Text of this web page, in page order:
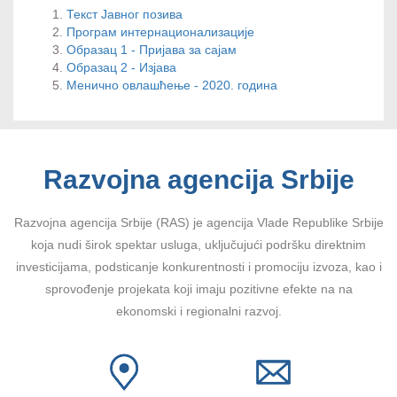
Текст Јавног позива
Програм интернационализације
Образац 1 - Пријава за сајам
Образац 2 - Изјава
Менично овлашћење - 2020. година
Razvojna agencija Srbije
Razvojna agencija Srbije (RAS) je agencija Vlade Republike Srbije
koja nudi širok spektar usluga, uključujući podršku direktnim
investicijama, podsticanje konkurentnosti i promociju izvoza, kao i
sprovođenje projekata koji imaju pozitivne efekte na na
ekonomski i regionalni razvoj.